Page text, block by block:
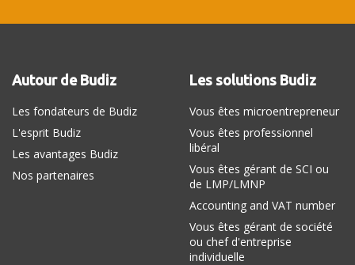
Autour de Budiz
Les fondateurs de Budiz
L'esprit Budiz
Les avantages Budiz
Nos partenaires
Les solutions Budiz
Vous êtes microentrepreneur
Vous êtes professionnel
libéral
Vous êtes gérant de SCI ou
de LMP/LMNP
Accounting and VAT number
Vous êtes gérant de société
ou chef d'entreprise
individuelle